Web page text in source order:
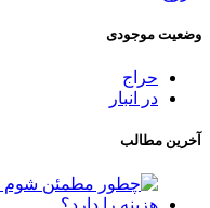
وضعیت موجودی
حراج
در انبار
آخرین مطالب